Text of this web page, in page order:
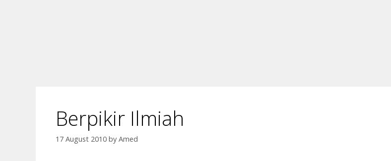
Berpikir Ilmiah
17 August 2010 by Amed